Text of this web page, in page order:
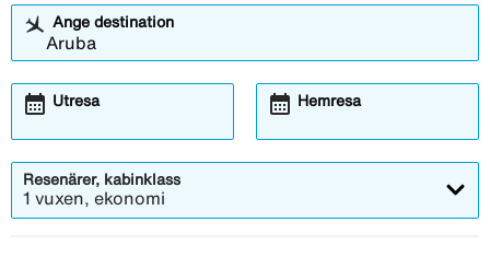
Ange destination
Utresa
calendar_month Hemresa
calendar_month
Resenärer, kabinklass
1 vuxen, ekonomi